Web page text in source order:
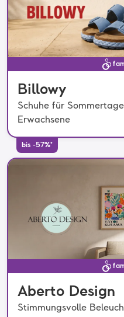
Billowy
Schuhe für
Erwachsene
bis -57%*
Aberto Design
Stimmungsvolle